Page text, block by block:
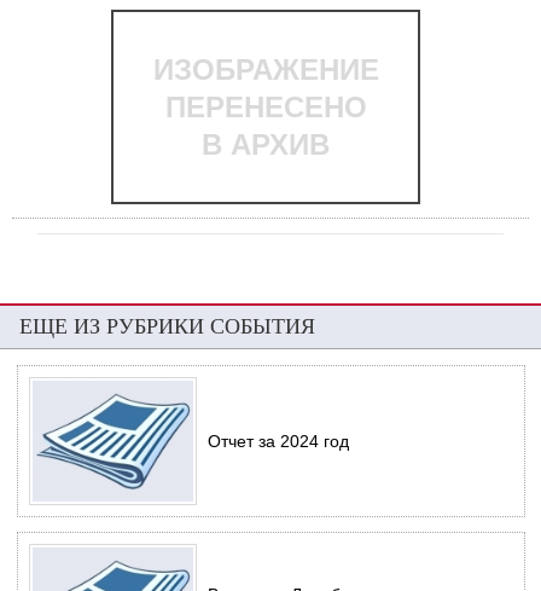
ИЗОБРАЖЕНИЕ
ПЕРЕНЕСЕНО
В АРХИВ
ЕЩЕ ИЗ РУБРИКИ СОБЫТИЯ
Отчет за 2024 год